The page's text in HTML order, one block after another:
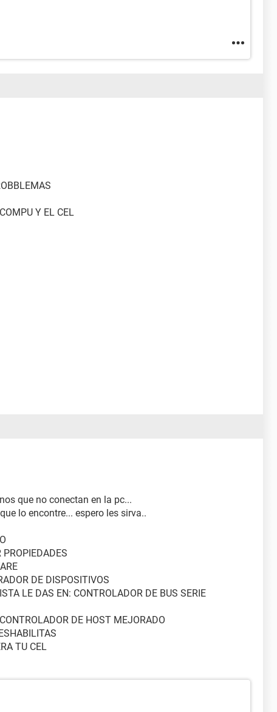
Y EL CEL
que no conectan en la pc...
lo encontre... espero les sirva..
PROPIEDADES
DE DISPOSITIVOS
LE DAS EN: CONTROLADOR DE BUS SERIE
DE HOST MEJORADO
TU CEL